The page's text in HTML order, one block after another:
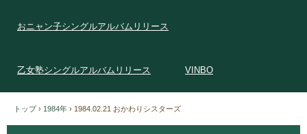
おニャン子シングルアルバムリリース
乙女塾シングルアルバムリリース VINBO
トップ › 1984年 › 1984.02.21 おかわりシスターズ